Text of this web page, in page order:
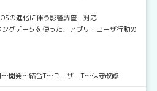
の進化に伴う影響調査・対応
データを使った、アプリ・ユーザ行動の
発～結合T～ユーザーT～保守改修